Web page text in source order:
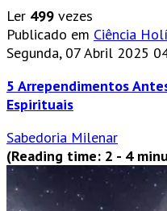
Ler 499 vezes
Publicado em Ciência
Segunda, 07 Abril 2025
5 Arrependimentos
Espirituais
Sabedoria Milenar
(Reading time: 2 - 4